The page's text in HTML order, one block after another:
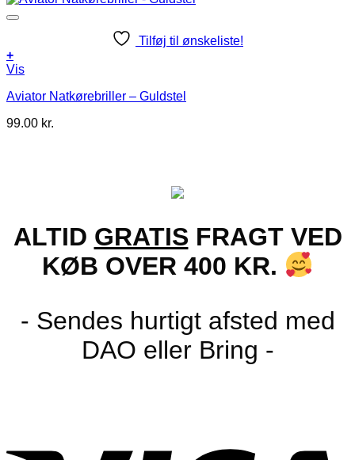
Tilføj til ønskeliste!
+
Vis
Aviator Natkørebriller – Guldstel
99.00 kr.
ALTID GRATIS FRAGT VED
KØB OVER 400 KR.
- Sendes hurtigt afsted med
DAO eller Bring -